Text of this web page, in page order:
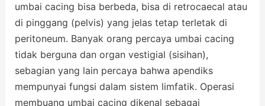
umbai cacing bisa berbeda, bisa di retrocaecal atau
di pinggang (pelvis) yang jelas tetap terletak di
peritoneum. Banyak orang percaya umbai cacing
tidak berguna dan organ vestigial (sisihan),
sebagian yang lain percaya bahwa apendiks
mempunyai fungsi dalam sistem limfatik. Operasi
membuang umbai cacing dikenal sebagai